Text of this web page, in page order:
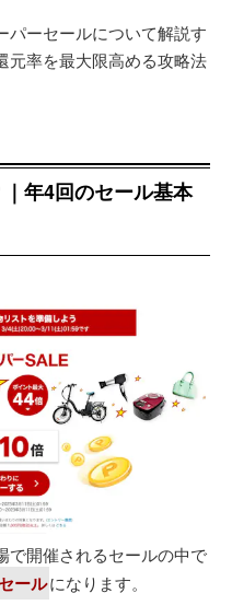
パーセールについて解説す
元率を最大限高める攻略法
年4回のセール基本
で開催されるセールの中で
ールになります。